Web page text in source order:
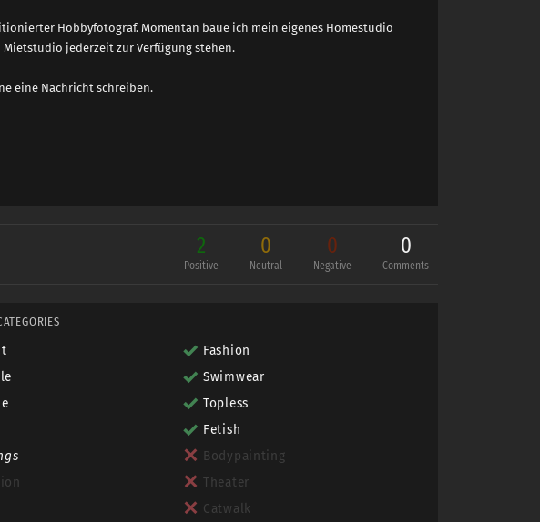
Hobbyfotograf. Momentan baue ich mein eigenes Homestudio
jederzeit zur Verfügung stehen.
eine Nachricht schreiben.
2
Positive
0
Neutral
0
Negative
0
Comments
Fashion
Swimwear
Topless
Fetish
Bodypainting
Theater
Catwalk